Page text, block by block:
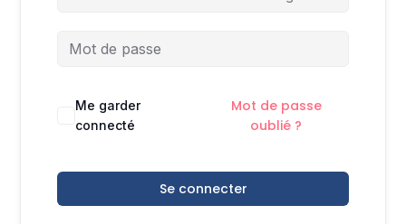
Me garder
connecté
Mot de passe
oublié ?
Se connecter